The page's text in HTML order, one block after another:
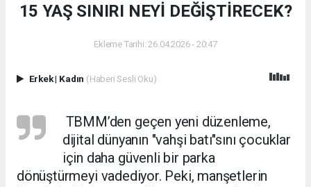
15 YAŞ SINIRI NEYİ DEĞİŞTİRECEK?
Ekleme Tarihi: 26.04.2026 - 20:47
Erkek| Kadın (Haberi Sesli Oku)
TBMM’den geçen yeni düzenleme,
dijital dünyanın "vahşi batı"sını çocuklar
için daha güvenli bir parka
dönüştürmeyi vadediyor. Peki, manşetlerin